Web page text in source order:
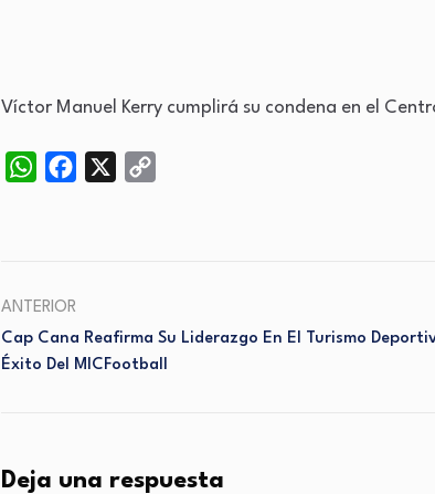
Víctor Manuel Kerry cumplirá su condena en el
WhatsAppFacebook
ANTERIOR
Cap Cana Reafirma Su Liderazgo En El Turismo
Éxito Del MICFootball
Deja una respuesta